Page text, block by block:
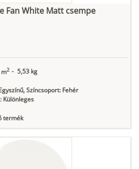
Fan White Matt csempe
2 - 5,53 kg
Színcsoport: Fehér
Különleges
termék